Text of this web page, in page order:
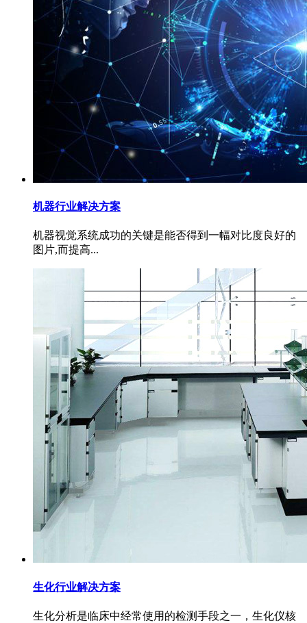
机器行业解决方案
机器视觉系统成功的关键是能否得到一幅对比度良好的
图片,而提高...
生化行业解决方案
生化分析是临床中经常使用的检测手段之一，生化仪核